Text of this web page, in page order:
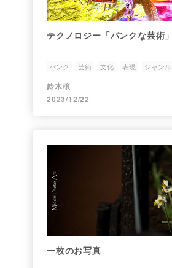
テクノロジー「パンクな芸術」
パンク 芸術 文化 表現 ジャンル
鈴木穣
2023/12/22
一枚のお写真